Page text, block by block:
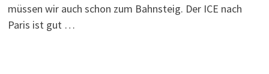
müssen wir auch schon zum Bahnsteig. Der ICE nach
Paris ist gut …